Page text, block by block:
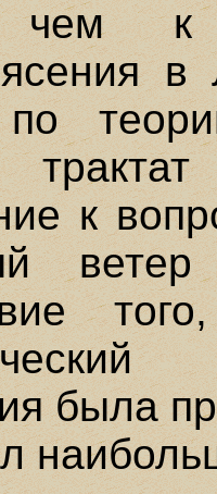
чем к
по
к
была